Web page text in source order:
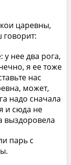
царевны,
нее два рога,
я ее тоже
нас
может,
надо сначала
и сюда не
выздоровела
парь с